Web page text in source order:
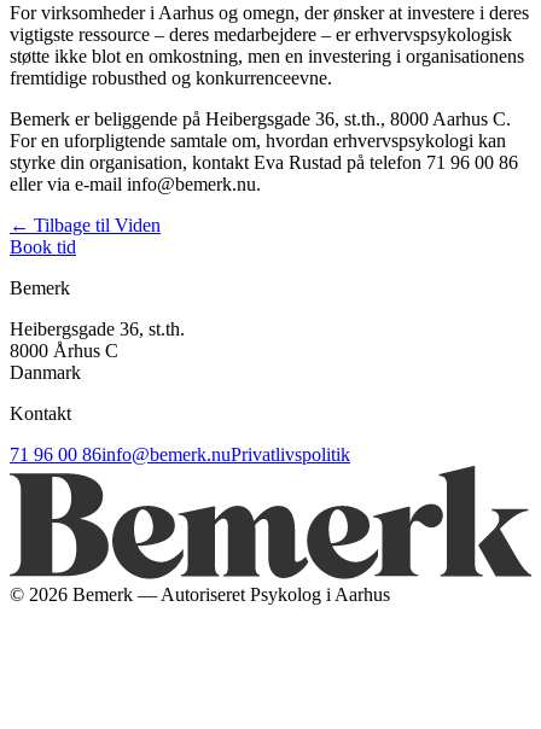
For virksomheder i Aarhus og omegn, der ønsker at investere i deres
vigtigste ressource – deres medarbejdere – er erhvervspsykologisk
støtte ikke blot en omkostning, men en investering i organisationens
fremtidige robusthed og konkurrenceevne.
Bemerk er beliggende på Heibergsgade 36, st.th., 8000 Aarhus C.
For en uforpligtende samtale om, hvordan erhvervspsykologi kan
styrke din organisation, kontakt Eva Rustad på telefon 71 96 00 86
eller via e-mail info@bemerk.nu.
← Tilbage til Viden
Book tid
Bemerk
Heibergsgade 36, st.th.
8000 Århus C
Danmark
Kontakt
71 96 00 86info@bemerk.nuPrivatlivspolitik
© 2026 Bemerk — Autoriseret Psykolog i Aarhus